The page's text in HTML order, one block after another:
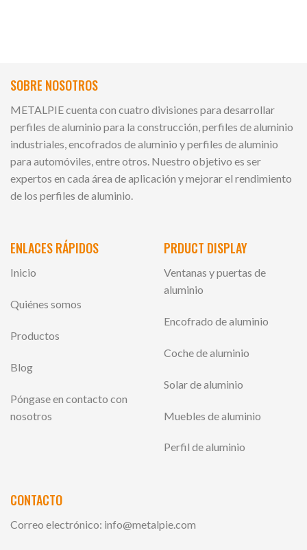
SOBRE NOSOTROS
METALPIE cuenta con cuatro divisiones para desarrollar
perfiles de aluminio para la construcción, perfiles de aluminio
industriales, encofrados de aluminio y perfiles de aluminio
para automóviles, entre otros. Nuestro objetivo es ser
expertos en cada área de aplicación y mejorar el rendimiento
de los perfiles de aluminio.
ENLACES RÁPIDOS
Inicio
Quiénes somos
Productos
Blog
Póngase en contacto con
nosotros
PRDUCT DISPLAY
Ventanas y puertas de
aluminio
Encofrado de aluminio
Coche de aluminio
Solar de aluminio
Muebles de aluminio
Perfil de aluminio
CONTACTO
Correo electrónico: info@metalpie.com